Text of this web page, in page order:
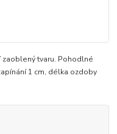
tvaru. Pohodlné
1 cm, délka ozdoby